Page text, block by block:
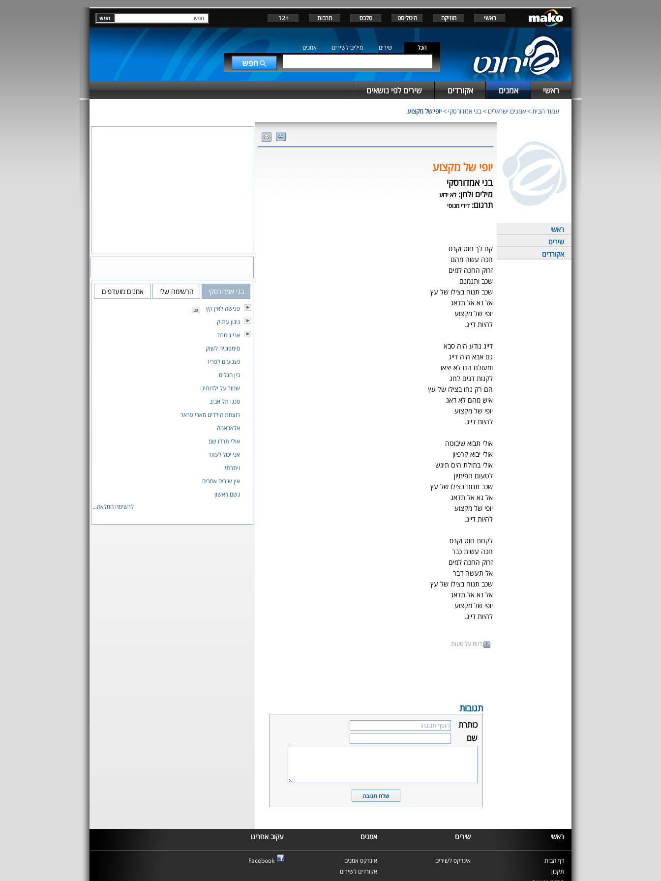
ראשי מוזיקה היטליסט סלבס תרבות +12
הכל שירים מילים לשירים אמנים
ראשי אמנים אקורדים שירים לפי נושאים
עמוד הבית>אמנים ישראלים >בני אמדורסקי >יופי של מקצוע
ראשי
שירים
אקורדים
יופי של מקצוע
בני אמדורסקי
מילים ולחן: לא ידוע
תרגום:דידי מנוסי
קח לך חוט וקרס
חכה עשה מהם
זרוק החכה למים
שכב ותנמנם
שכב תנוח בצילו של עץ
אל נא אל תדאג
יופי של מקצוע
להיות דייג.
דייג נודע היה סבא
גם אבא היה דייג
ומעולם הם לא יצאו
לקנות דגים לחג
הם רק נחו בצילו של עץ
איש מהם לא דאג
יופי של מקצוע
להיות דייג.
אולי תבוא שיבוטה
אולי יבוא קרפיון
אולי בתולת הים תיגש
לטעום הפיתיון
שכב תנוח בצילו של עץ
אל נא אל תדאג
יופי של מקצוע
להיות דייג.
לקחת חוט וקרס
חכה עשית כבר
זרוק החכה למים
אל תעשה דבר
שכב תנוח בצילו של עץ
אל נא אל תדאג
יופי של מקצוע
להיות דייג.
דווח על טעות
תגובות
כותרת
שם
בני אמדורסקי הרשימה שלי אמנים מועדפים
פגישה לאין קץ
ניגון עתיק
אני גיטרה
סימפוניה לשוק
געגועים לפריז
בין הגלים
שמור על ילדותינו
טנגו תל אביב
רוצחת הילדים מארי פראר
אלאבאמה
אולי תרדו שם
אני יכול לעזור
ויתרתי
אין שירים אחרים
גשם ראשון
לרשימה המלאה...
ראשי שירים אמנים עקוב אחרינו
דף הבית
תקנון
אינדקס לשירים
אינדקס אמנים
אקורדים לשירים
Facebook